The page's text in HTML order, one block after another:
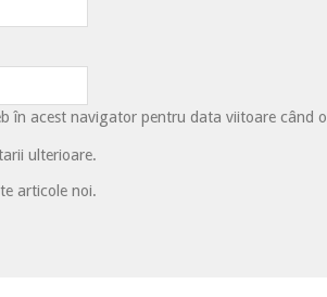
în acest navigator pentru data viitoare când o
ulterioare.
articole noi.